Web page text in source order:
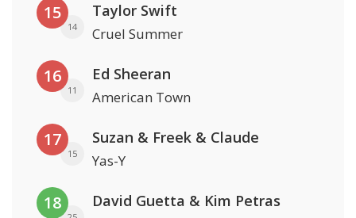
15
14
Taylor Swift
Cruel Summer
16
11
Ed Sheeran
American Town
17
15
Suzan & Freek & Claude
Yas-Y
18 David Guetta & Kim Petras